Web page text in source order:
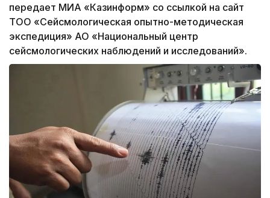
передает МИА «Казинформ» со ссылкой на сайт
ТОО «Сейсмологическая опытно-методическая
экспедиция» АО «Национальный центр
сейсмологических наблюдений и исследований».